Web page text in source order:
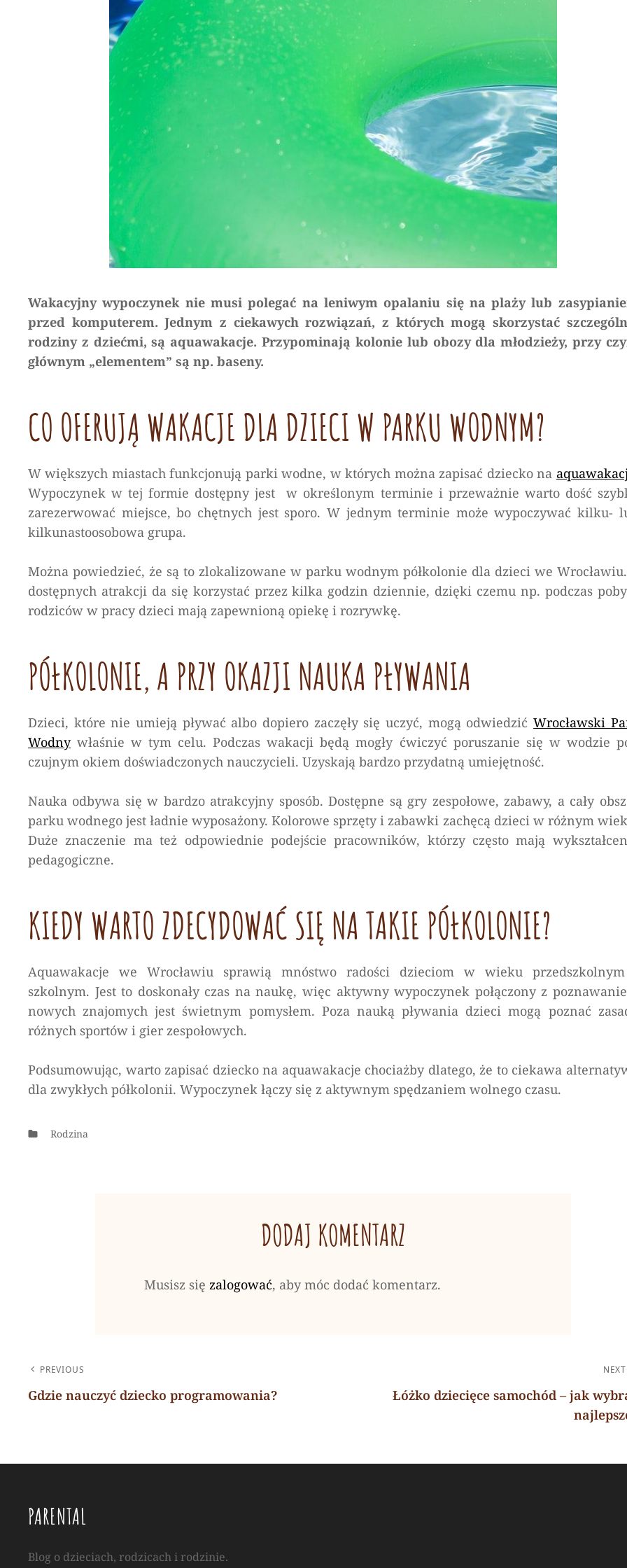
Wakacyjny wypoczynek nie musi polegać na leniwym opalaniu się na plaży lub
przed komputerem. Jednym z ciekawych rozwiązań, z których mogą skorzystać
rodziny z dziećmi, są aquawakacje. Przypominają kolonie lub obozy dla młodzieży, przy
głównym „elementem” są np. baseny.
CO OFERUJĄ WAKACJE DLA DZIECI W PARKU WODNYM?
W większych miastach funkcjonują parki wodne, w których można zapisać dziecko na
Wypoczynek w tej formie dostępny jest w określonym terminie i przeważnie warto dość
zarezerwować miejsce, bo chętnych jest sporo. W jednym terminie może wypoczywać kilku-
kilkunastoosobowa grupa.
Można powiedzieć, że są to zlokalizowane w parku wodnym półkolonie dla dzieci we
dostępnych atrakcji da się korzystać przez kilka godzin dziennie, dzięki czemu np. podczas
rodziców w pracy dzieci mają zapewnioną opiekę i rozrywkę.
PÓŁKOLONIE, A PRZY OKAZJI NAUKA PŁYWANIA
Dzieci, które nie umieją pływać albo dopiero zaczęły się uczyć, mogą odwiedzićWrocławski
Wodnywłaśnie w tym celu. Podczas wakacji będą mogły ćwiczyć poruszanie się w wodzie
czujnym okiem doświadczonych nauczycieli. Uzyskają bardzo przydatną umiejętność.
Nauka odbywa się w bardzo atrakcyjny sposób. Dostępne są gry zespołowe, zabawy, a cały
parku wodnego jest ładnie wyposażony. Kolorowe sprzęty i zabawki zachęcą dzieci w różnym
Duże znaczenie ma też odpowiednie podejście pracowników, którzy często mają
pedagogiczne.
KIEDY WARTO ZDECYDOWAĆ SIĘ NA TAKIE PÓŁKOLONIE?
Aquawakacje we Wrocławiu sprawią mnóstwo radości dzieciom w wieku
szkolnym. Jest to doskonały czas na naukę, więc aktywny wypoczynek połączony z
nowych znajomych jest świetnym pomysłem. Poza nauką pływania dzieci mogą poznać
różnych sportów i gier zespołowych.
Podsumowując, warto zapisać dziecko na aquawakacje chociażby dlatego, że to ciekawa
dla zwykłych półkolonii. Wypoczynek łączy się z aktywnym spędzaniem wolnego czasu.
Categories
Rodzina
DODAJ KOMENTARZ
Musisz się zalogować, aby móc dodać komentarz.
NAWIGACJA
WPISU
PREVIOUS
Gdzie nauczyć dziecko programowania?
NEXT
Łóżko dziecięce samochód – jak
PARENTAL
Blog o dzieciach, rodzicach i rodzinie.